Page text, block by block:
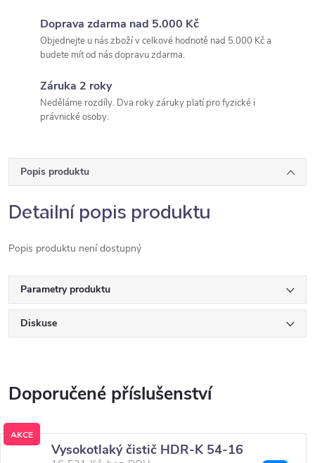
Doprava zdarma nad 5.000 Kč
Objednejte u nás zboží v celkové hodnotě nad 5.000 Kč a
budete mít od nás dopravu zdarma.
Záruka 2 roky
Neděláme rozdíly. Dva roky záruky platí pro fyzické i
právnické osoby.
Popis produktu
Detailní popis produktu
Popis produktu není dostupný
Parametry produktu
Diskuse
AKCE
Vysokotlaký čistič HDR-K 54-16